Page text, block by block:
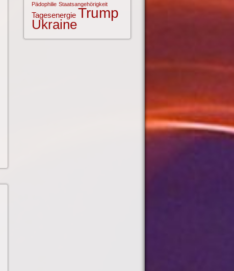
Pädophilie Staatsangehörigkeit
Tagesenergie Trump
Ukraine